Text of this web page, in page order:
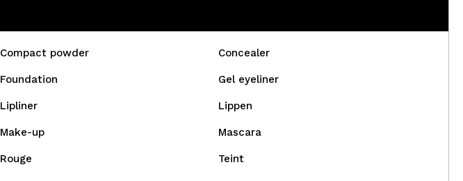
Compact powder Concealer
Foundation Gel eyeliner
Lipliner Lippen
Make-up Mascara
Rouge Teint